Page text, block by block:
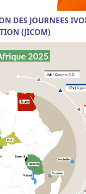
DES JOURNEES
(JICOM)